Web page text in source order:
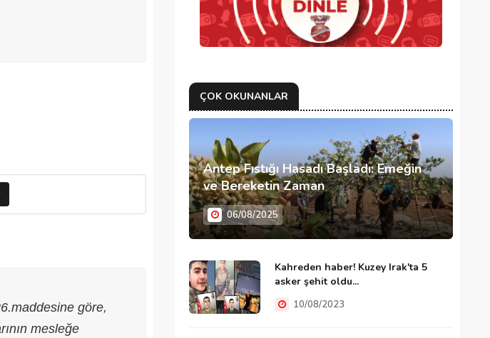
göre,
mesleğe
ÇOK OKUNANLAR
Antep Fıstığı Hasadı Başladı: Emeğin
ve Bereketin Zaman
06/08/2025
Kahreden haber! Kuzey Irak'ta 5
asker şehit oldu...
10/08/2023